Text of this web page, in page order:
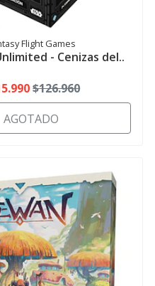
Flight Games
- Cenizas del..
$126.960
AGOTADO